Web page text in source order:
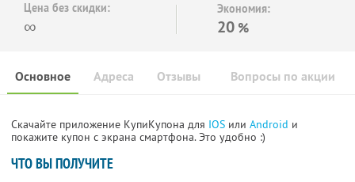
Цена без скидки:
∞
Экономия:
20 %
Основное Отзывы Вопросы по акции
Адреса
Скачайте приложение КупиКупона для IOS или Android и
покажите купон с экрана смартфона. Это удобно :)
ЧТО ВЫ ПОЛУЧИТЕ